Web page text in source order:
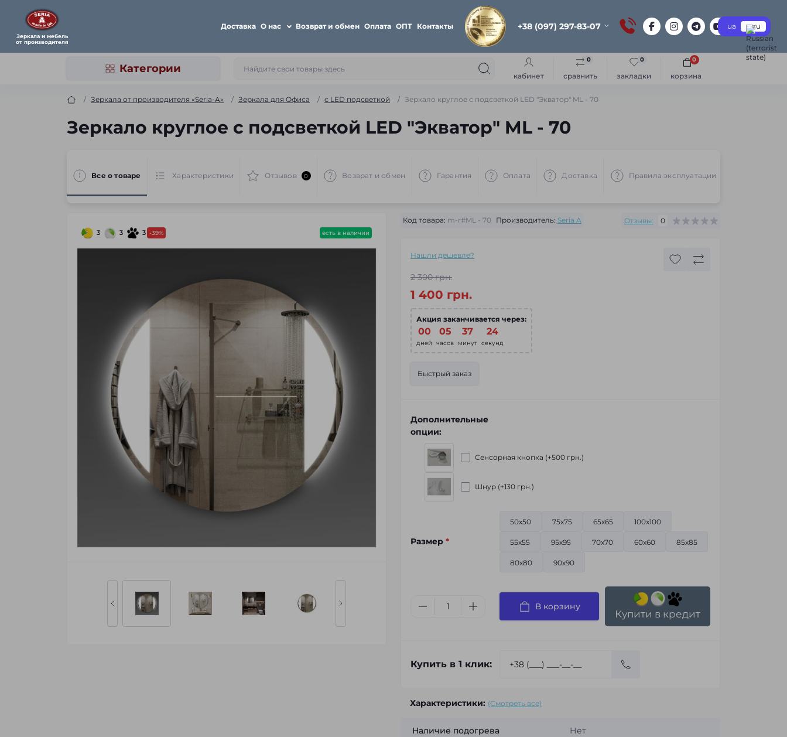
Зеркала и мебель
от производителя
Доставка О нас Возврат и обмен Оплата ОПТ Контакты +38 (097) 297-83-07 ua ru
Категории
кабинет сравнить
0
закладки
0
корзина
0
Зеркала от производителя «Seria-A» Зеркала для Офиса c LED подсветкой Зеркало круглое с подсветкой LED "Экватор" ML - 70
Зеркало круглое с подсветкой LED "Экватор" ML - 70
Все о товаре Характеристики Отзывов 0 Возврат и обмен Гарантия Оплата Доставка Правила эксплуатации
3 3 3 -39% есть в наличии
Код товара: m-r#ML - 70 Производитель: Seria A Отзывы: 0
Нашли дешевле?
2 300 грн.
1 400 грн.
Акция заканчивается через:
00
дней
05
часов
37
минут
23
секунд
Быстрый заказ
Дополнительные
опции:
Сенсорная кнопка (+500 грн.)
Шнур (+130 грн.)
Размер *
50х50 75x75 65х65 100x100
55х55 95x95 70x70 60х60 85x85
80х80 90х90
В корзину
Купити в кредит
Купить в 1 клик:
Характеристики: (Смотреть все)
Наличие подогрева Нет